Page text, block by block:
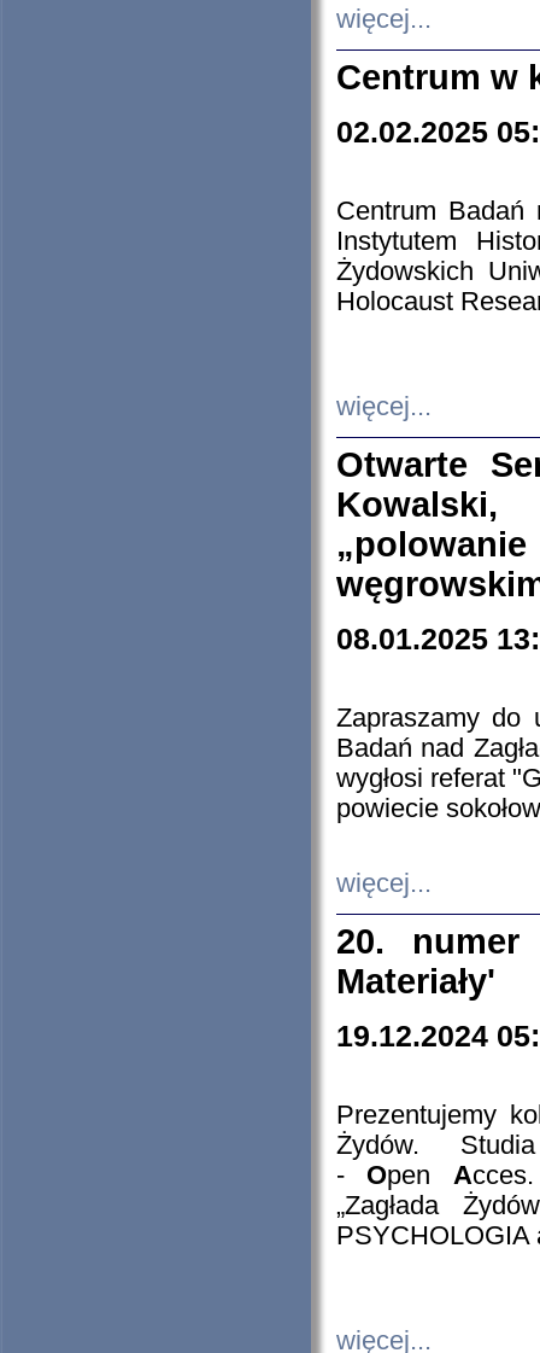
więcej...
Centrum w
02.02.2025
Centrum Badań
Instytutem
Żydowskich
Holocaust
więcej...
Otwarte
08.01.2025
Zapraszamy do
Badań nad
wygłosi referat
powiecie
więcej...
20. numer
Materiały'
19.12.2024
Prezentujemy
Żydów.
- Open A
„Zagłada
PSYCHOLOGIA
więcej...